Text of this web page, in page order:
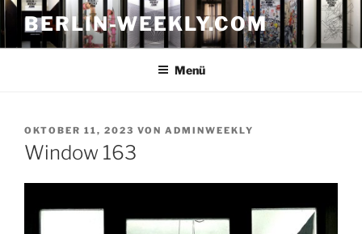
Zum
Inhalt
springen
BERLIN-WEEKLY.COM
Menü
VERÖFFENTLICHT
AM
OKTOBER 11, 2023 VON ADMINWEEKLY
Window 163